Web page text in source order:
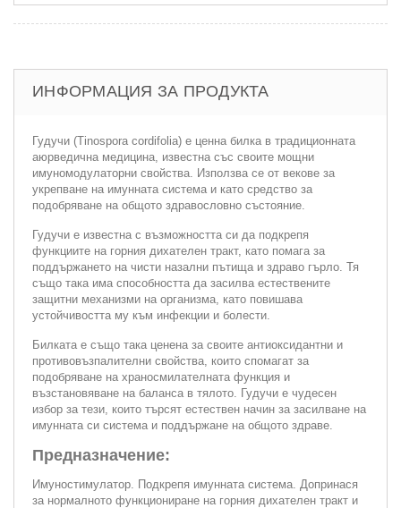
ИНФОРМАЦИЯ ЗА ПРОДУКТА
Гудучи (Tinospora cordifolia) е ценна билка в традиционната
аюрведична медицина, известна със своите мощни
имуномодулаторни свойства. Използва се от векове за
укрепване на имунната система и като средство за
подобряване на общото здравословно състояние.
Гудучи е известна с възможността си да подкрепя
функциите на горния дихателен тракт, като помага за
поддържането на чисти назални пътища и здраво гърло. Тя
също така има способността да засилва естествените
защитни механизми на организма, като повишава
устойчивостта му към инфекции и болести.
Билката е също така ценена за своите антиоксидантни и
противовъзпалителни свойства, които спомагат за
подобряване на храносмилателната функция и
възстановяване на баланса в тялото. Гудучи е чудесен
избор за тези, които търсят естествен начин за засилване на
имунната си система и поддържане на общото здраве.
Предназначение:
Имуностимулатор. Подкрепя имунната система. Допринася
за нормалното функциониране на горния дихателен тракт и